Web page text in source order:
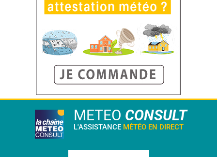
METEO CONSULT
L'ASSISTANCE MÉTÉO EN DIRECT